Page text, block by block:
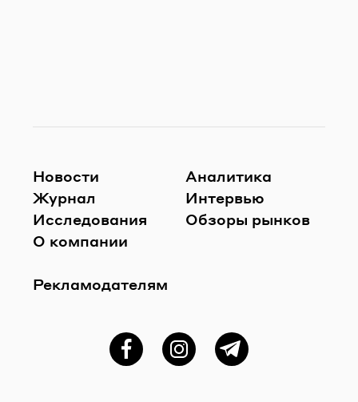
Новости
Журнал
Исследования
О компании
Рекламодателям
Аналитика
Интервью
Обзоры рынков
ФейсбукInstagramTelegram